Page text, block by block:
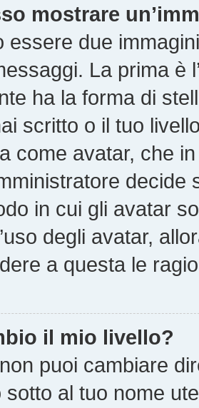
mostrare
essere due
La prima è
ha la forma di
scritto o il tuo
come avatar, che
in cui gli avatar
degli avatar,
a questa le
il mio livello?
puoi cambiare
sotto al tuo nome